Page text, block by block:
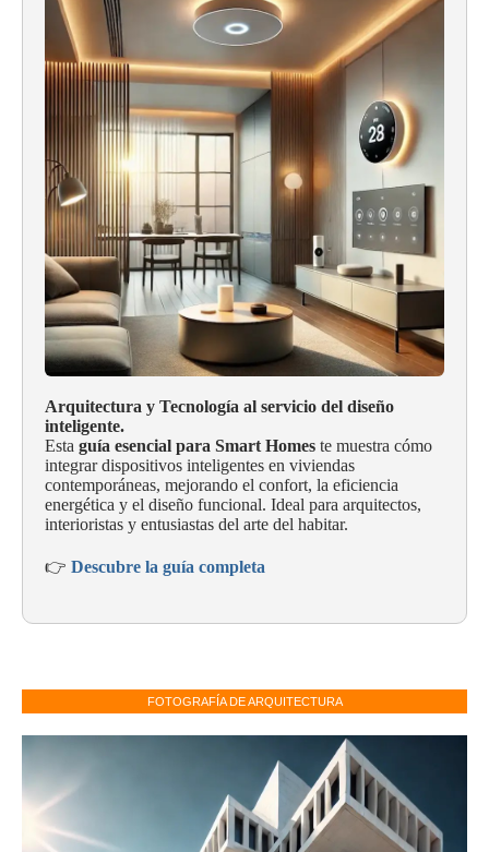
Arquitectura y Tecnología al servicio del diseño
inteligente.
Esta guía esencial para Smart Homes te muestra cómo
integrar dispositivos inteligentes en viviendas
contemporáneas, mejorando el confort, la eficiencia
energética y el diseño funcional. Ideal para arquitectos,
interioristas y entusiastas del arte del habitar.
👉 Descubre la guía completa
FOTOGRAFÍA DE ARQUITECTURA